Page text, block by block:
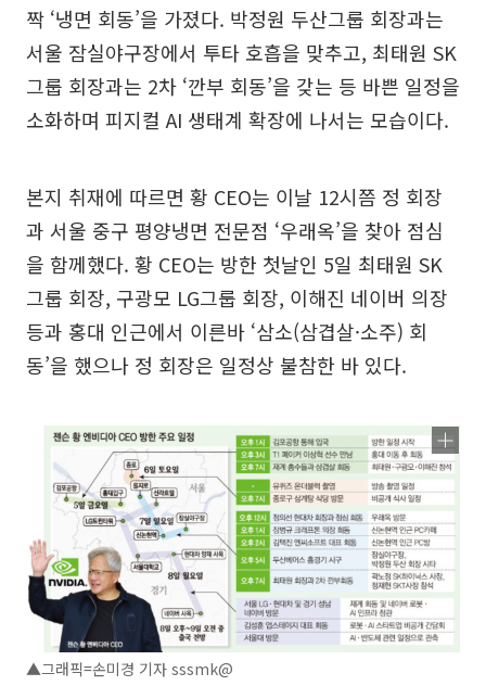
짝 ‘냉면 회동’을 가졌다. 박정원 두산그룹 회장과는
서울 잠실야구장에서 투타 호흡을 맞추고, 최태원 SK
그룹 회장과는 2차 ‘깐부 회동’을 갖는 등 바쁜 일정을
소화하며 피지컬 AI 생태계 확장에 나서는 모습이다.
본지 취재에 따르면 황 CEO는 이날 12시쯤 정 회장
과 서울 중구 평양냉면 전문점 ‘우래옥’을 찾아 점심
을 함께했다. 황 CEO는 방한 첫날인 5일 최태원 SK
그룹 회장, 구광모 LG그룹 회장, 이해진 네이버 의장
등과 홍대 인근에서 이른바 ‘삼소(삼겹살·소주) 회
동’을 했으나 정 회장은 일정상 불참한 바 있다.
▲그래픽=손미경 기자 sssmk@